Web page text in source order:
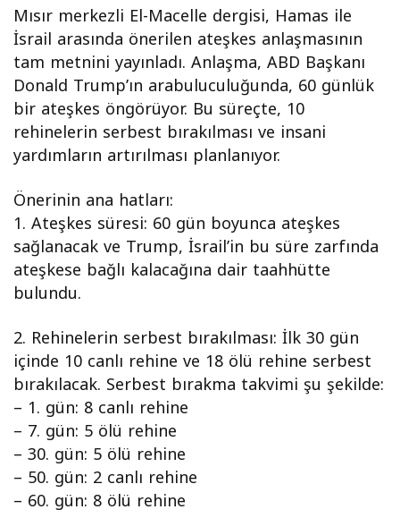
Mısır merkezli El-Macelle dergisi, Hamas ile
İsrail arasında önerilen ateşkes anlaşmasının
tam metnini yayınladı. Anlaşma, ABD Başkanı
Donald Trump’ın arabuluculuğunda, 60 günlük
bir ateşkes öngörüyor. Bu süreçte, 10
rehinelerin serbest bırakılması ve insani
yardımların artırılması planlanıyor.
Önerinin ana hatları:
1.⁠ ⁠Ateşkes süresi: 60 gün boyunca ateşkes
sağlanacak ve Trump, İsrail’in bu süre zarfında
ateşkese bağlı kalacağına dair taahhütte
bulundu.
2.⁠ ⁠Rehinelerin serbest bırakılması: İlk 30 gün
içinde 10 canlı rehine ve 18 ölü rehine serbest
bırakılacak. Serbest bırakma takvimi şu şekilde:
– 1. gün: 8 canlı rehine
– 7. gün: 5 ölü rehine
– 30. gün: 5 ölü rehine
– 50. gün: 2 canlı rehine
– 60. gün: 8 ölü rehine